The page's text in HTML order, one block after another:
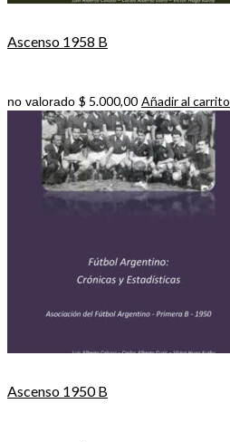
Ascenso 1958 B
no valorado $ 5.000,00 Añadir al carrito
Ascenso 1950 B